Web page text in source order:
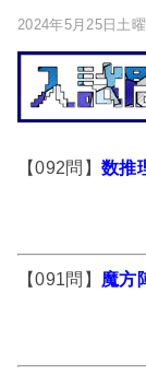
2024年5月25日土
【092問】 数推
【091問】 魔方